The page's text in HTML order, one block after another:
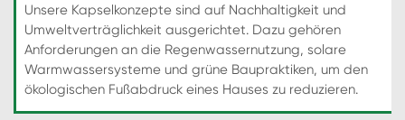
Unsere Kapselkonzepte sind auf Nachhaltigkeit und
Umweltverträglichkeit ausgerichtet. Dazu gehören
Anforderungen an die Regenwassernutzung, solare
Warmwassersysteme und grüne Baupraktiken, um den
ökologischen Fußabdruck eines Hauses zu reduzieren.